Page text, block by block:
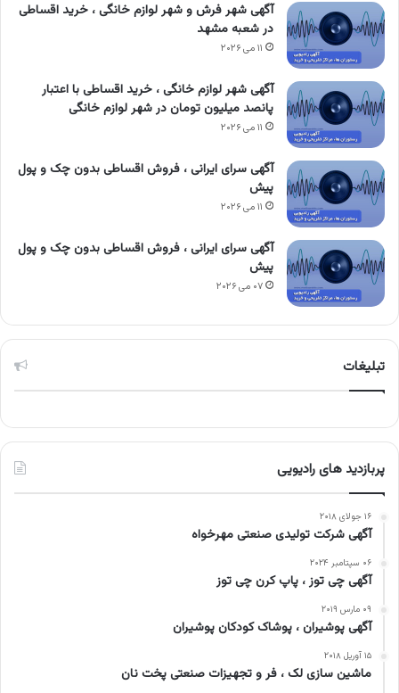
آگهی شهر فرش و شهر لوازم خانگی ، خرید اقساطی
در شعبه مشهد
۱۱ می ۲۰۲۶
آگهی شهر لوازم خانگی ، خرید اقساطی با اعتبار
پانصد میلیون تومان در شهر لوازم خانگی
۱۱ می ۲۰۲۶
آگهی سرای ایرانی ، فروش اقساطی بدون چک و پول
پیش
۱۱ می ۲۰۲۶
آگهی سرای ایرانی ، فروش اقساطی بدون چک و پول
پیش
۰۷ می ۲۰۲۶
تبلیغات
پربازدید های رادیویی
۱۶ جولای ۲۰۱۸
آگهی شرکت تولیدی صنعتی مهرخواه
۰۶ سپتامبر ۲۰۲۴
آگهی چی توز ، پاپ کرن چی توز
۰۹ مارس ۲۰۱۹
آگهی پوشیران ، پوشاک کودکان پوشیران
۱۵ آوریل ۲۰۱۸
ماشین سازی لک ، فر و تجهیزات صنعتی پخت نان